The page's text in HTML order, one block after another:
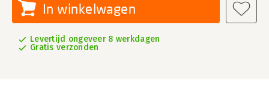
In winkelwagen
Levertijd ongeveer 8 werkdagen
Gratis verzonden